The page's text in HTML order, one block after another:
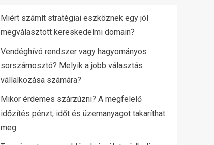
Miért számít stratégiai eszköznek egy jól
megválasztott kereskedelmi domain?
Vendéghívó rendszer vagy hagyományos
sorszámosztó? Melyik a jobb választás
vállalkozása számára?
Mikor érdemes szárzúzni? A megfelelő
időzítés pénzt, időt és üzemanyagot takaríthat
meg